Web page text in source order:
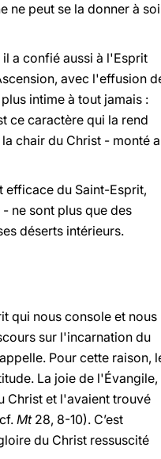
ne peut se la donner à
a confié aussi à l'Esprit
avec l'effusion
intime à tout jamais :
ce caractère qui la rend
chair du Christ - monté
efficace du Saint-Esprit,
ne sont plus que des
déserts intérieurs.
qui nous console et nous
sur l'incarnation du
Pour cette raison,
La joie de l'Évangile,
Christ et l'avaient trouvé
Mt28, 8-10). C’est
du Christ ressuscité